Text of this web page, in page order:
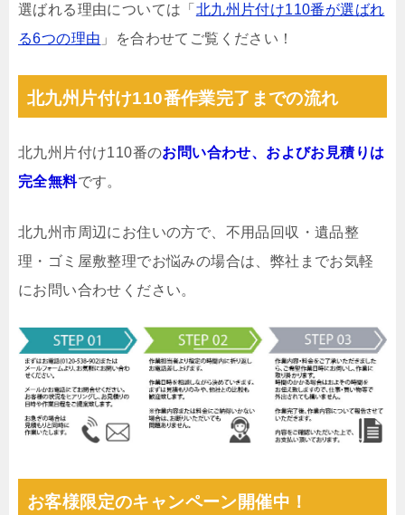
選ばれる理由については「 北九州片付け110番が選ばれ
る6つの理由 」を合わせてご覧ください！
北九州片付け110番作業完了までの流れ
北九州片付け110番のお問い合わせ、およびお見積りは
完全無料です。
北九州市周辺にお住いの方で、不用品回収・遺品整
理・ゴミ屋敷整理でお悩みの場合は、弊社までお気軽
にお問い合わせください。
お客様限定のキャンペーン開催中！